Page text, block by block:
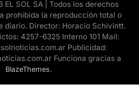
SOL SA | Todos los derechos
prohibida la reproducción total o
diario. Director: Horacio Schivintt.
4257-6325 Interno 101 Mail:
Publicidad:
Funciona gracias a
BlazeThemes.